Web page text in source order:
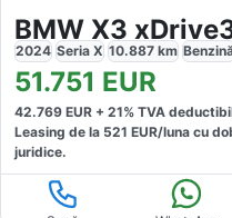
BMW X3
2024 Seria X 10.887 km
51.751 EUR
42.769 EUR + 21% TVA
Leasing de la 521 EUR/luna cu
juridice.